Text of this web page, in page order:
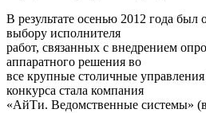
В результате осенью 2012 года был
выбору исполнителя
работ, связанных с внедрением
аппаратного решения во
все крупные столичные
конкурса стала компания
«АйТи. Ведомственные системы»